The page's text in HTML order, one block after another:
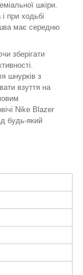
шкіри.
при ходьбі
має середню
зберігати
шнурків з
взуття на
Nike Blazer
будь-який